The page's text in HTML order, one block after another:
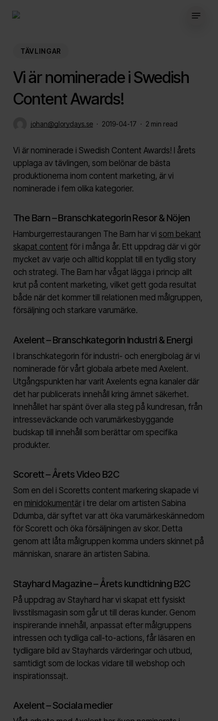
TÄVLINGAR
Vi är nominerade i Swedish
Content Awards!
johan@glorydays.se 2019-04-17 2 min read
Vi är nominerade i Swedish Content Awards! I årets
upplaga av tävlingen, som belönar de bästa
produktionerna inom content marketing, är vi
nominerade i fem olika kategorier.
The Barn – Branschkategorin Resor & Nöjen
Hamburgerrestaurangen The Barn har vi som bekant
skapat content för i många år. Ett uppdrag där vi gör
mycket av varje och alltid kopplat till en tydlig story
och strategi. The Barn har vågat lägga i princip allt
krut på content marketing, vilket gett goda resultat
både när det kommer till relationen med målgruppen,
försäljning och starkare varumärke.
Axelent – Branschkategorin Industri & Energi
I branschkategorin för industri- och energibolag är vi
nominerade för vårt globala arbete med Axelent.
Utgångspunkten har varit Axelents egna kanaler där
det har publicerats innehåll kring ämnet säkerhet.
Innehållet har spänt över alla steg på kundresan, från
intresseväckande och varumärkesbyggande
budskap till innehåll som berättar om specifika
produkter.
Scorett – Årets Video B2C
Som en del i Scoretts content markering skapade vi
en minidokumentäri tre delar om artisten Sabina
Ddumba, där syftet var att öka varumärkeskännedom
för Scorett och öka försäljningen av skor. Detta
genom att låta målgruppen komma unders skinnet på
människan, snarare än artisten Sabina.
Stayhard Magazine – Årets kundtidning B2C
På uppdrag av Stayhard har vi skapat ett fysiskt
livsstilsmagasin som går ut till deras kunder. Genom
inspirerande innehåll, anpassat efter målgruppens
intressen och tydliga call-to-actions, får läsaren en
tydligare bild av Stayhards värderingar och utbud,
samtidigt som de lockas vidare till webshop och
inspirationssajt.
Axelent – Sociala medier